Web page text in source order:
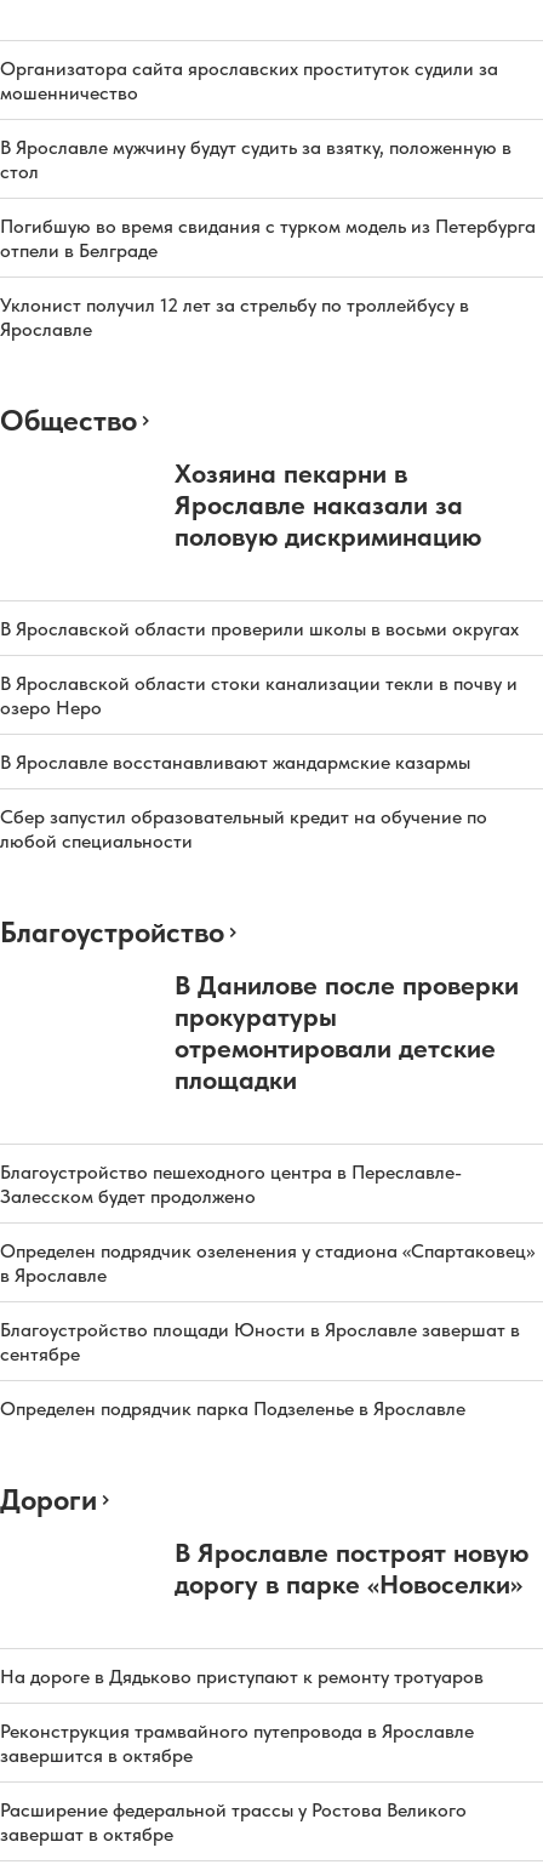
Организатора сайта ярославских проституток судили за
мошенничество
В Ярославле мужчину будут судить за взятку, положенную в
стол
Погибшую во время свидания с турком модель из Петербурга
отпели в Белграде
Уклонист получил 12 лет за стрельбу по троллейбусу в
Ярославле
Общество
Хозяина пекарни в
Ярославле наказали за
половую дискриминацию
В Ярославской области проверили школы в восьми округах
В Ярославской области стоки канализации текли в почву и
озеро Неро
В Ярославле восстанавливают жандармские казармы
Сбер запустил образовательный кредит на обучение по
любой специальности
Благоустройство
В Данилове после проверки
прокуратуры
отремонтировали детские
площадки
Благоустройство пешеходного центра в Переславле-
Залесском будет продолжено
Определен подрядчик озеленения у стадиона «Спартаковец»
в Ярославле
Благоустройство площади Юности в Ярославле завершат в
сентябре
Определен подрядчик парка Подзеленье в Ярославле
Дороги
В Ярославле построят новую
дорогу в парке «Новоселки»
На дороге в Дядьково приступают к ремонту тротуаров
Реконструкция трамвайного путепровода в Ярославле
завершится в октябре
Расширение федеральной трассы у Ростова Великого
завершат в октябре